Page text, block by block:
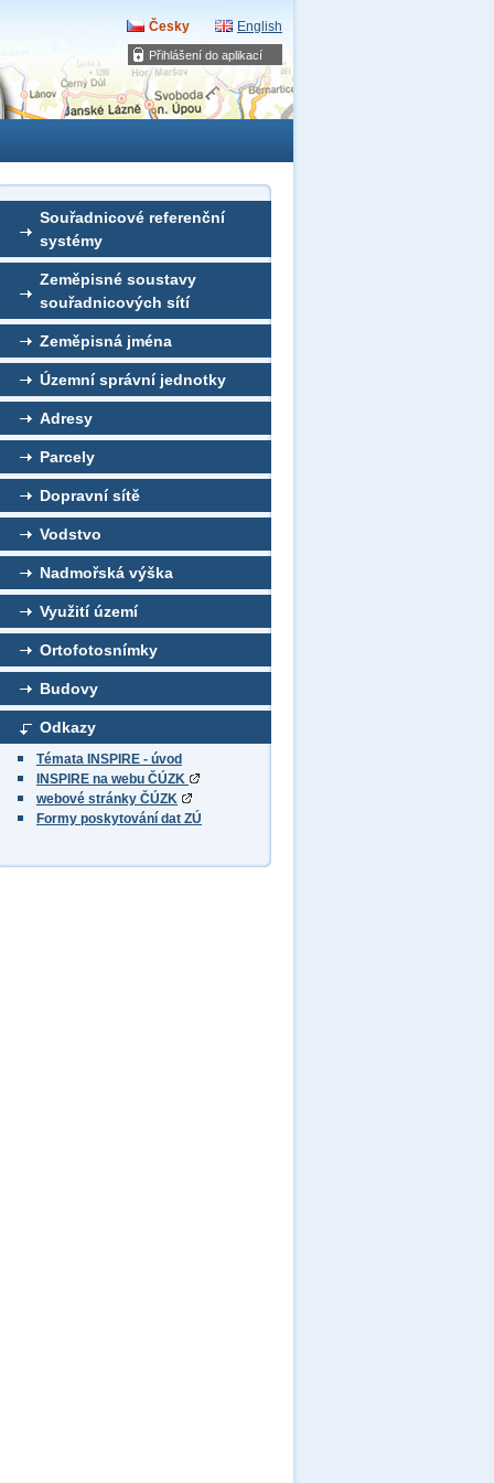
Přihlášení do aplikací
Česky English
Souřadnicové referenční
systémy
Zeměpisné soustavy
souřadnicových sítí
Zeměpisná jména
Územní správní jednotky
Adresy
Parcely
Dopravní sítě
Vodstvo
Nadmořská výška
Využití území
Ortofotosnímky
Budovy
Odkazy
Témata INSPIRE - úvod
INSPIRE na webu ČÚZK
webové stránky ČÚZK
Formy poskytování dat ZÚ